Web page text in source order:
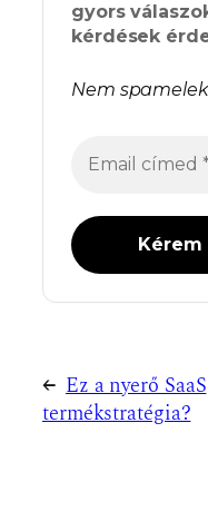
gyors
kérdések
Nem
← Ez a nyerő SaaS
termékstratégia?